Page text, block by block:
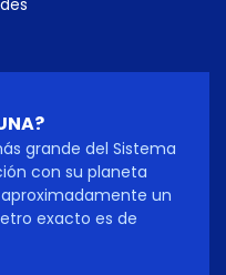
grande del Sistema
con su planeta
un
exacto es de